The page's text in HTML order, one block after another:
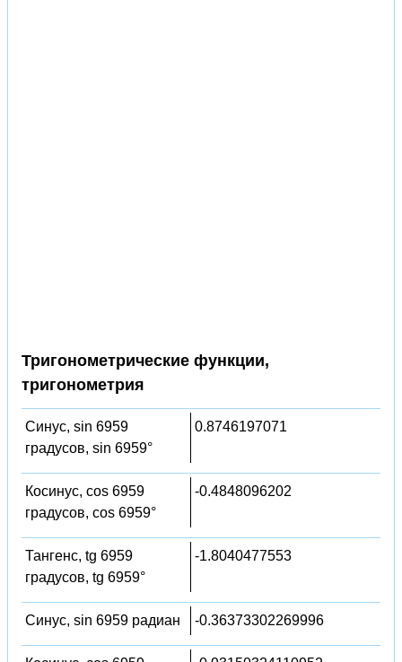
Тригонометрические функции,
тригонометрия
Синус, sin 6959
градусов, sin 6959°
0.8746197071
Косинус, cos 6959
градусов, cos 6959°
-0.4848096202
Тангенс, tg 6959
градусов, tg 6959°
-1.8040477553
Синус, sin 6959 радиан -0.36373302269996